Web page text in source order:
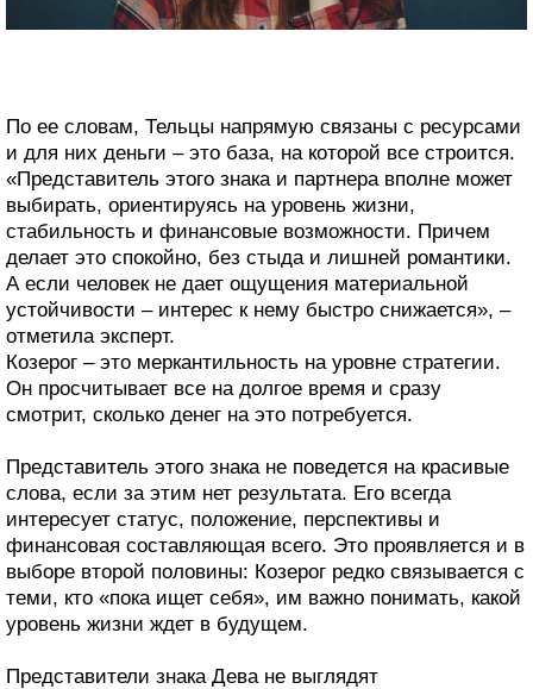
По ее словам, Тельцы напрямую связаны с ресурсами
и для них деньги – это база, на которой все строится.
«Представитель этого знака и партнера вполне может
выбирать, ориентируясь на уровень жизни,
стабильность и финансовые возможности. Причем
делает это спокойно, без стыда и лишней романтики.
А если человек не дает ощущения материальной
устойчивости – интерес к нему быстро снижается», –
отметила эксперт.
Козерог – это меркантильность на уровне стратегии.
Он просчитывает все на долгое время и сразу
смотрит, сколько денег на это потребуется.
Представитель этого знака не поведется на красивые
слова, если за этим нет результата. Его всегда
интересует статус, положение, перспективы и
финансовая составляющая всего. Это проявляется и в
выборе второй половины: Козерог редко связывается с
теми, кто «пока ищет себя», им важно понимать, какой
уровень жизни ждет в будущем.
Представители знака Дева не выглядят